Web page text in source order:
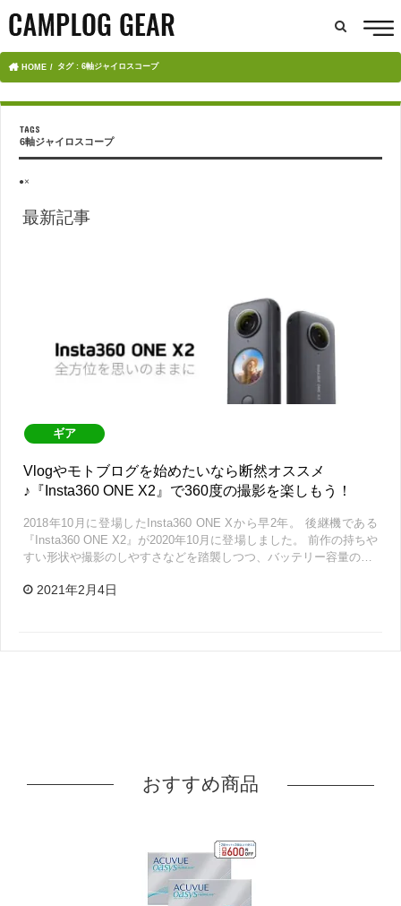
HOME タグ : 6軸ジャイロスコープ
6軸ジャイロスコープ
●×
最新記事
ギア
Vlogやモトブログを始めたいなら断然オススメ
♪『Insta360 ONE X2』で360度の撮影を楽しもう！
2018年10月に登場したInsta360 ONE Xから早2年。 後継機である
『Insta360 ONE X2』が2020年10月に登場しました。 前作の持ちや
すい形状や撮影のしやすさなどを踏襲しつつ、バッテリー容量の…
2021年2月4日
おすすめ商品